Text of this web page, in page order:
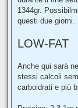
1344gr.
questi due giorni.
LOW-FAT
Anche qui sarà
stessi calcoli
carboidrati e più